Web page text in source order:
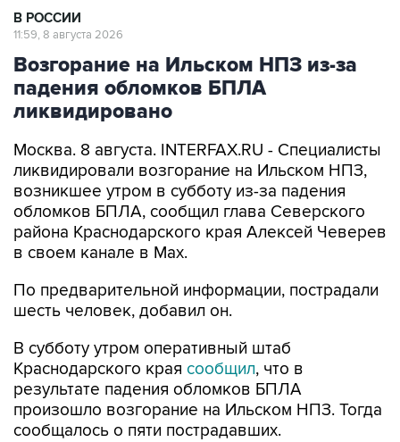
В РОССИИ
11:59, 8 августа 2026
Возгорание на Ильском НПЗ из-за
падения обломков БПЛА
ликвидировано
Москва. 8 августа. INTERFAX.RU - Специалисты
ликвидировали возгорание на Ильском НПЗ,
возникшее утром в субботу из-за падения
обломков БПЛА, сообщил глава Северского
района Краснодарского края Алексей Чеверев
в своем канале в Max.
По предварительной информации, пострадали
шесть человек, добавил он.
В субботу утром оперативный штаб
Краснодарского края сообщил, что в
результате падения обломков БПЛА
произошло возгорание на Ильском НПЗ. Тогда
сообщалось о пяти пострадавших.